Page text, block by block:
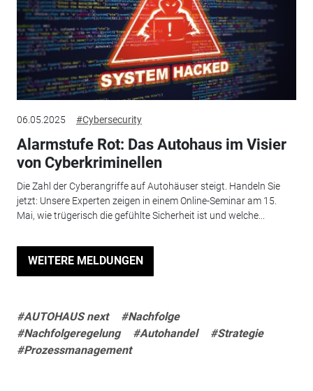
06.05.2025 #Cybersecurity
Alarmstufe Rot: Das Autohaus im Visier
von Cyberkriminellen
Die Zahl der Cyberangriffe auf Autohäuser steigt. Handeln Sie
jetzt: Unsere Experten zeigen in einem Online-Seminar am 15.
Mai, wie trügerisch die gefühlte Sicherheit ist und welche...
WEITERE MELDUNGEN
#AUTOHAUS next
#Nachfolge
#Nachfolgeregelung
#Autohandel
#Strategie
#Prozessmanagement